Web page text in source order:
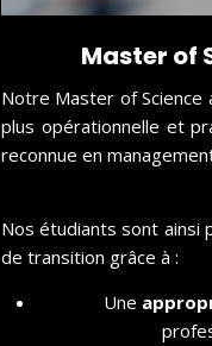
Master of
Notre Master of
plus opérationnelle et
reconnue en
Nos étudiants sont ainsi
de transition grâce à :
Une